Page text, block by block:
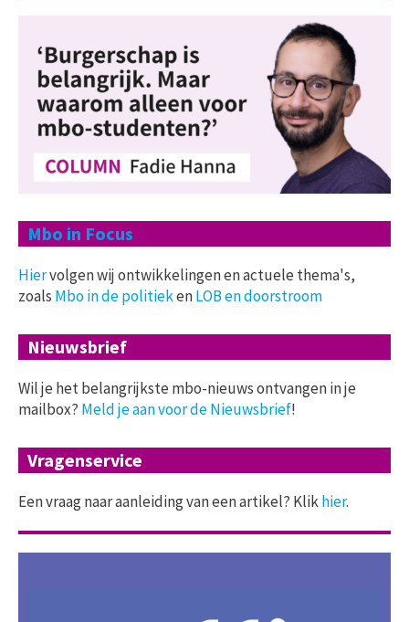
Mbo in Focus
Hiervolgen wij ontwikkelingen en actuele thema's,
zoals Mbo in de politiekenLOB en doorstroom
Nieuwsbrief
Wil je het belangrijkste mbo-nieuws ontvangen in je
mailbox? Meld je aan voor de Nieuwsbrief!
Vragenservice
Een vraag naar aanleiding van een artikel? Klikhier.